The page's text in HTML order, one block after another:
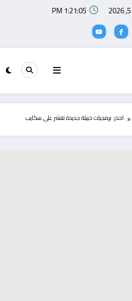
1:21:05 PM
احذر: برمجيات خبيثة جديدة تنتشر على سكايب